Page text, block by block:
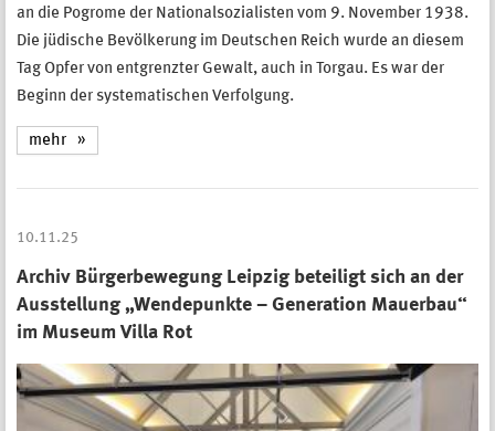
an die Pogrome der Nationalsozialisten vom 9. November 1938.
Die jüdische Bevölkerung im Deutschen Reich wurde an diesem
Tag Opfer von entgrenzter Gewalt, auch in Torgau. Es war der
Beginn der systematischen Verfolgung.
mehr
10.11.25
Archiv Bürgerbewegung Leipzig beteiligt sich an der
Ausstellung „Wendepunkte – Generation Mauerbau“
im Museum Villa Rot